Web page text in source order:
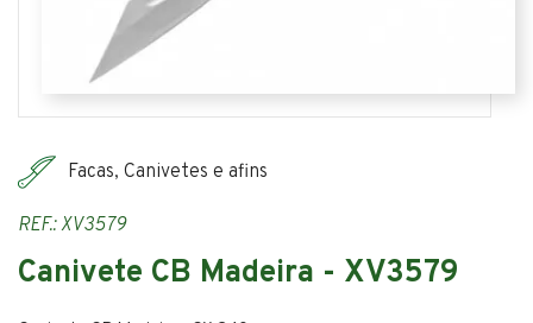
Facas, Canivetes e afins
REF.: XV3579
Canivete CB Madeira - XV3579